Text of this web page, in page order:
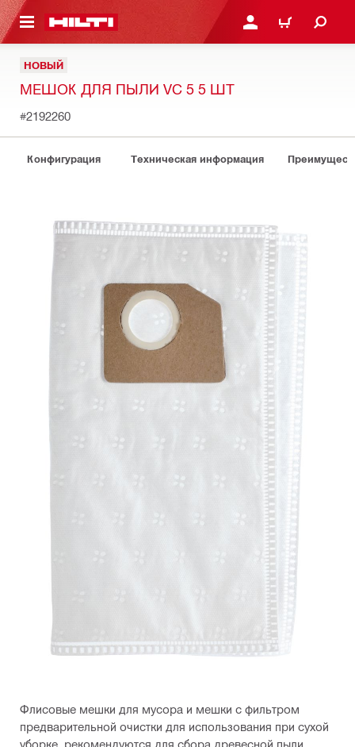
КОНТЕНТУ ВОЙДИТЕ В СВОЮ
КОРЗИНА
НОВЫЙ
МЕШОК ДЛЯ ПЫЛИ VC 5 5 ШТ
#2192260
Конфигурация Техническая информация
Флисовые мешки для мусора и мешки с фильтром
предварительной очистки для использования при сухой
уборке, рекомендуются для сбора древесной пыли